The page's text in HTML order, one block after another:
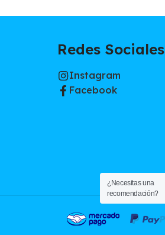
Redes Sociales
Instagram
Facebook
¿Necesitas una
recomendación?